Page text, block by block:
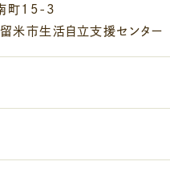
町15-3
米市生活自立支援センター